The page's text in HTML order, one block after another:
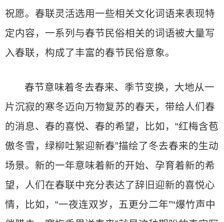
祝愿。春联灵活选用一些相关文化词语来表现特
定内容，一系列与春节民俗相关的词语被大量写
入春联，构成了丰富的春节民俗意象。
春节意味着冬去春来、季节变换，大地从一
片沉寂的寒冬迈向万物复苏的春天，带给人们春
的消息、春的喜悦、春的希望，比如，“红梅含苞
傲冬雪，绿柳吐絮迎新春”描绘了冬去春来的生动
场景。新的一年意味着新的开始、孕育着新的希
望，人们在春联中充分表达了辞旧迎新的喜悦心
情，比如，“一夜连双岁，五更分二年”“爆竹声中